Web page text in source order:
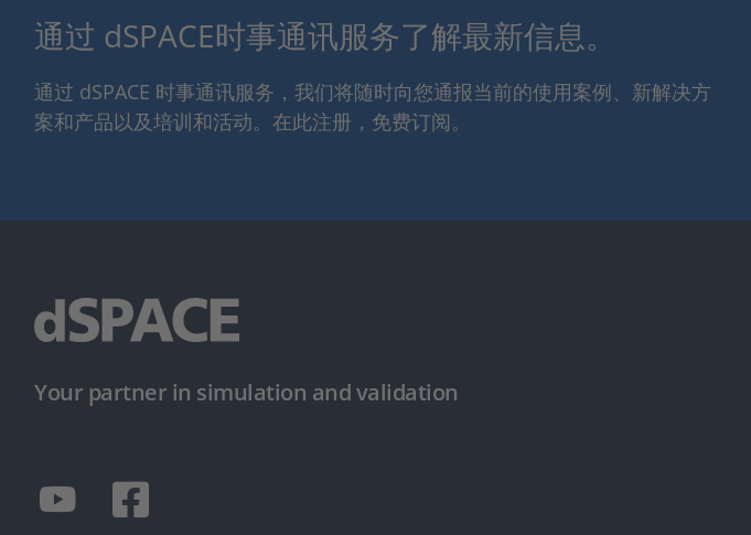
通过 dSPACE时事通讯服务了解最新信息。
通过 dSPACE 时事通讯服务，我们将随时向您通报当前的使用案例、新解决方
案和产品以及培训和活动。在此注册，免费订阅。
Your partner in simulation and validation